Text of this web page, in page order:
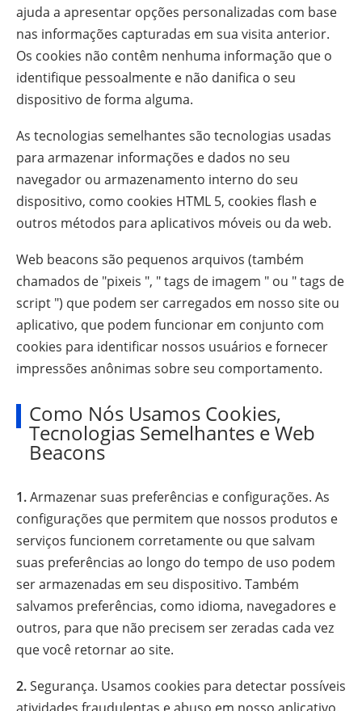
ajuda a apresentar opções personalizadas com base
nas informações capturadas em sua visita anterior.
Os cookies não contêm nenhuma informação que o
identifique pessoalmente e não danifica o seu
dispositivo de forma alguma.
As tecnologias semelhantes são tecnologias usadas
para armazenar informações e dados no seu
navegador ou armazenamento interno do seu
dispositivo, como cookies HTML 5, cookies flash e
outros métodos para aplicativos móveis ou da web.
Web beacons são pequenos arquivos (também
chamados de "pixeis ", " tags de imagem " ou " tags de
script ") que podem ser carregados em nosso site ou
aplicativo, que podem funcionar em conjunto com
cookies para identificar nossos usuários e fornecer
impressões anônimas sobre seu comportamento.
Como Nós Usamos Cookies,
Tecnologias Semelhantes e Web
Beacons
1.Armazenar suas preferências e configurações. As
configurações que permitem que nossos produtos e
serviços funcionem corretamente ou que salvam
suas preferências ao longo do tempo de uso podem
ser armazenadas em seu dispositivo. Também
salvamos preferências, como idioma, navegadores e
outros, para que não precisem ser zeradas cada vez
que você retornar ao site.
2.Segurança. Usamos cookies para detectar possíveis